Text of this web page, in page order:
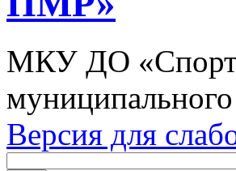
МКУ ДО
Версия для